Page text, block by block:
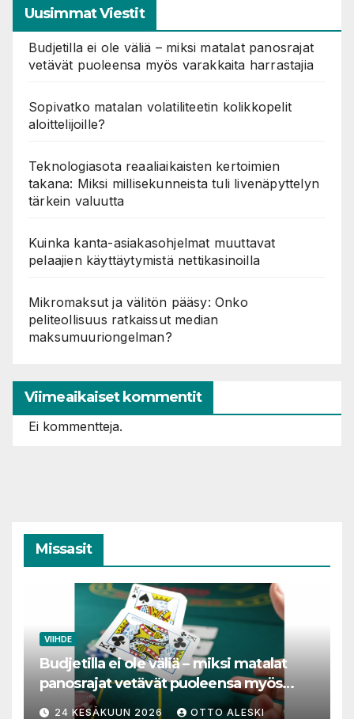
Uusimmat Viestit
Budjetilla ei ole väliä – miksi matalat panosrajat
vetävät puoleensa myös varakkaita harrastajia
Sopivatko matalan volatiliteetin kolikkopelit
aloittelijoille?
Teknologiasota reaaliaikaisten kertoimien
takana: Miksi millisekunneista tuli livenäpyttelyn
tärkein valuutta
Kuinka kanta-asiakasohjelmat muuttavat
pelaajien käyttäytymistä nettikasinoilla
Mikromaksut ja välitön pääsy: Onko
peliteollisuus ratkaissut median
maksumuuriongelman?
Viimeaikaiset kommentit
Ei kommentteja.
Missasit
VIIHDE
Budjetilla ei ole väliä – miksi matalat
panosrajat vetävät puoleensa myös
varakkaita harrastajia
24 KESÄKUUN 2026 OTTO ALESKI